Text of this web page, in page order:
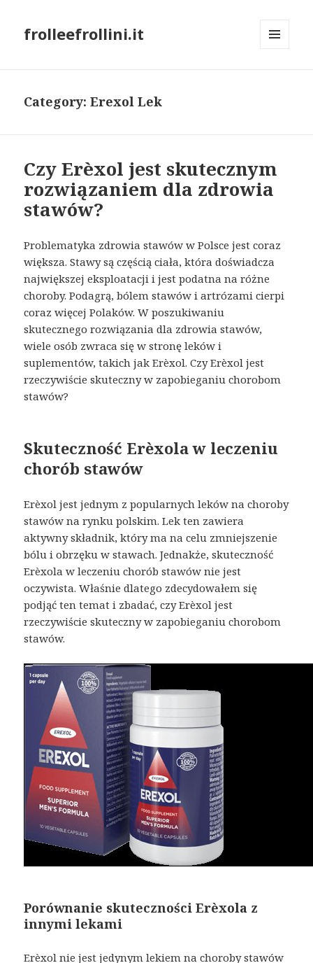
frolleefrollini.it
Category: Erexol Lek
Czy Erèxol jest skutecznym
rozwiązaniem dla zdrowia
stawów?
Problematyka zdrowia stawów w Polsce jest coraz
większa. Stawy są częścią ciała, która doświadcza
największej eksploatacji i jest podatna na różne
choroby. Podagrą, bólem stawów i artrózami cierpi
coraz więcej Polaków. W poszukiwaniu
skutecznego rozwiązania dla zdrowia stawów,
wiele osób zwraca się w stronę leków i
suplementów, takich jak Erèxol. Czy Erèxol jest
rzeczywiście skuteczny w zapobieganiu chorobom
stawów?
Skuteczność Erèxola w leczeniu
chorób stawów
Erèxol jest jednym z popularnych leków na choroby
stawów na rynku polskim. Lek ten zawiera
aktywny składnik, który ma na celu zmniejszenie
bólu i obrzęku w stawach. Jednakże, skuteczność
Erèxola w leczeniu chorób stawów nie jest
oczywista. Właśnie dlatego zdecydowałem się
podjąć ten temat i zbadać, czy Erèxol jest
rzeczywiście skuteczny w zapobieganiu chorobom
stawów.
Porównanie skuteczności Erèxola z
innymi lekami
Erèxol nie jest jedynym lekiem na choroby stawów